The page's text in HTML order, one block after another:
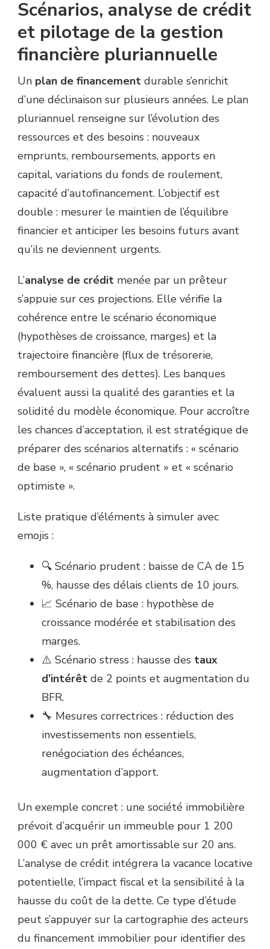
Scénarios, analyse de crédit
et pilotage de la gestion
financière pluriannuelle
Un plan de financement durable s’enrichit
d’une déclinaison sur plusieurs années. Le plan
pluriannuel renseigne sur l’évolution des
ressources et des besoins : nouveaux
emprunts, remboursements, apports en
capital, variations du fonds de roulement,
capacité d’autofinancement. L’objectif est
double : mesurer le maintien de l’équilibre
financier et anticiper les besoins futurs avant
qu’ils ne deviennent urgents.
L’analyse de crédit menée par un prêteur
s’appuie sur ces projections. Elle vérifie la
cohérence entre le scénario économique
(hypothèses de croissance, marges) et la
trajectoire financière (flux de trésorerie,
remboursement des dettes). Les banques
évaluent aussi la qualité des garanties et la
solidité du modèle économique. Pour accroître
les chances d’acceptation, il est stratégique de
préparer des scénarios alternatifs : « scénario
de base », « scénario prudent » et « scénario
optimiste ».
Liste pratique d’éléments à simuler avec
emojis :
🔍 Scénario prudent : baisse de CA de 15
%, hausse des délais clients de 10 jours.
📈 Scénario de base : hypothèse de
croissance modérée et stabilisation des
marges.
⚠️ Scénario stress : hausse des taux
d’intérêt de 2 points et augmentation du
BFR.
🔧 Mesures correctrices : réduction des
investissements non essentiels,
renégociation des échéances,
augmentation d’apport.
Un exemple concret : une société immobilière
prévoit d’acquérir un immeuble pour 1 200
000 € avec un prêt amortissable sur 20 ans.
L’analyse de crédit intégrera la vacance locative
potentielle, l’impact fiscal et la sensibilité à la
hausse du coût de la dette. Ce type d’étude
peut s’appuyer sur la cartographie des acteurs
du financement immobilier pour identifier des